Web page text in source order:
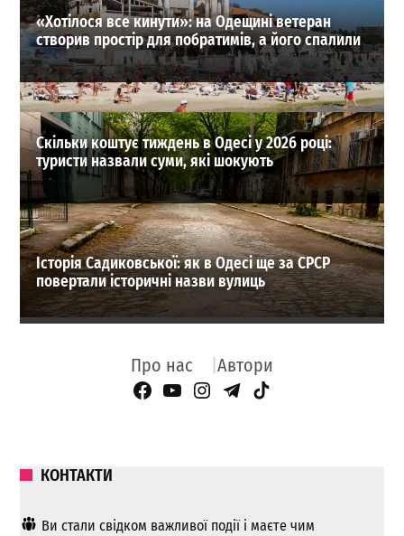
«Хотілося все кинути»: на Одещині ветеран
створив простір для побратимів, а його спалили
Скільки коштує тиждень в Одесі у 2026 році:
туристи назвали суми, які шокують
Історія Садиковської: як в Одесі ще за СРСР
повертали історичні назви вулиць
Про нас Автори
Facebook Page
YouTube
Instagram
Telegram
TikTok
КОНТАКТИ
Ви стали свідком важливої ​​події і маєте чим